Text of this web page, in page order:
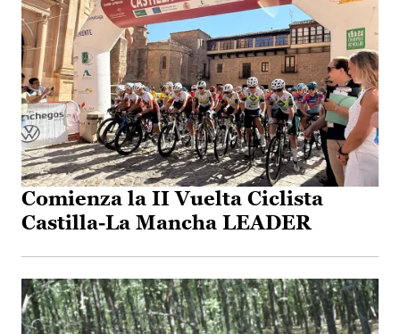
Comienza la II Vuelta Ciclista
Castilla-La Mancha LEADER